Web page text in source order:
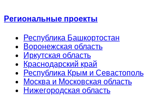
Региональные проекты
Республика Башкортостан
Воронежская область
Иркутская область
Краснодарский край
Республика Крым и Севастополь
Москва и Московская область
Нижегородская область